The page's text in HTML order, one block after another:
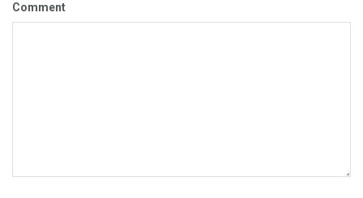
Comment